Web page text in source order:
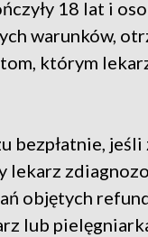
18 lat i
warunków,
którym
bezpłatnie,
objętych
lub